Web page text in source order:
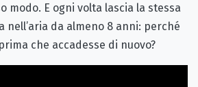
modo. E ogni volta lascia la stessa
nell’aria da almeno 8 anni: perché
che accadesse di nuovo?